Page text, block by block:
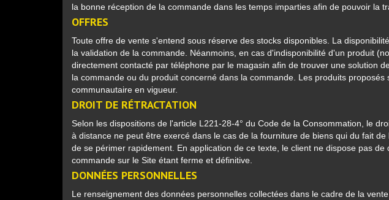
la bonne réception de la commande dans les temps imparties afin de pouvoir la
OFFRES
Toute offre de vente s'entend sous réserve des stocks disponibles. La
la validation de la commande. Néanmoins, en cas d'indisponibilité d'un produit
directement contacté par téléphone par le magasin afin de trouver une solution
la commande ou du produit concerné dans la commande. Les produits
communautaire en vigueur.
DROIT DE RÉTRACTATION
Selon les dispositions de l'article L221-28-4° du Code de la Consommation, le
à distance ne peut être exercé dans le cas de la fourniture de biens qui du fait
de se périmer rapidement. En application de ce texte, le client ne dispose pas
commande sur le Site étant ferme et définitive.
DONNÉES PERSONNELLES
Le renseignement des données personnelles collectées dans le cadre de la